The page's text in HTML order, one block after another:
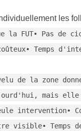
les
la FUT• Pas
Temps
de la zone
mais elle
intervention•
Temps